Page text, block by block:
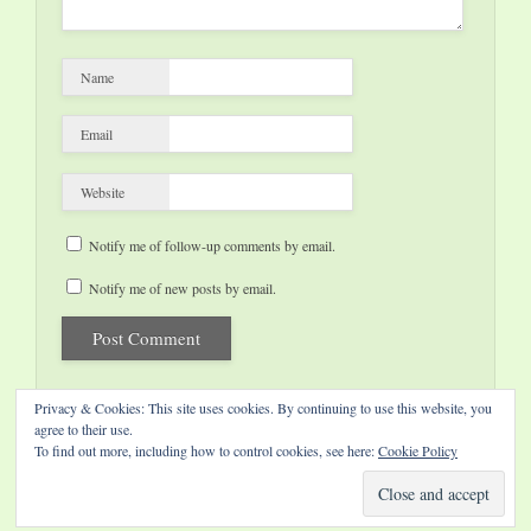
Name
Email
Website
Notify me of follow-up comments by email.
Notify me of new posts by email.
Privacy & Cookies: This site uses cookies. By continuing to use this website, you
agree to their use.
To find out more, including how to control cookies, see here:Cookie Policy